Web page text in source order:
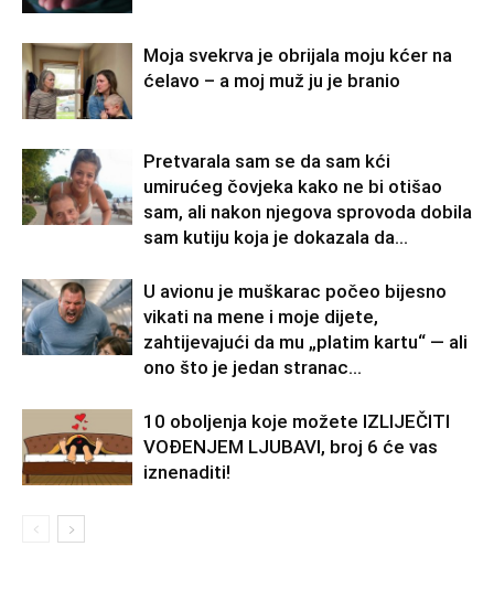
Moja svekrva je obrijala moju kćer na
ćelavo – a moj muž ju je branio
Pretvarala sam se da sam kći
umirućeg čovjeka kako ne bi otišao
sam, ali nakon njegova sprovoda dobila
sam kutiju koja je dokazala da...
U avionu je muškarac počeo bijesno
vikati na mene i moje dijete,
zahtijevajući da mu „platim kartu“ — ali
ono što je jedan stranac...
10 oboljenja koje možete IZLIJEČITI
VOĐENJEM LJUBAVI, broj 6 će vas
iznenaditi!